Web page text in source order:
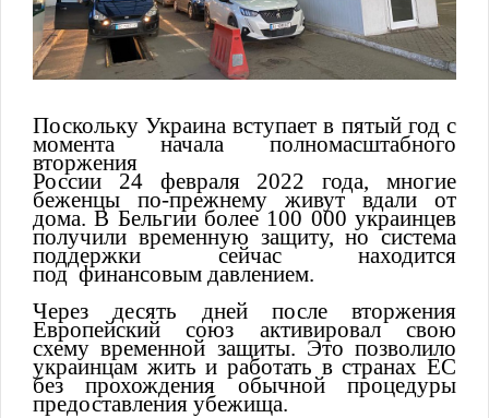
Поскольку Украина вступает в пятый год с
момента начала полномасштабного
вторжения
России 24 февраля 2022 года, многие
беженцы по-прежнему живут вдали от
дома. В Бельгии более 100 000 украинцев
получили временную защиту, но система
поддержки сейчас находится
под финансовым давлением.
Через десять дней после вторжения
Европейский союз активировал свою
схему временной защиты. Это позволило
украинцам жить и работать в странах ЕС
без прохождения обычной процедуры
предоставления убежища.